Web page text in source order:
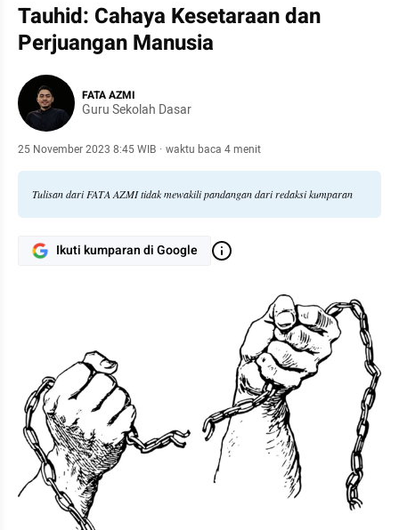
Tauhid: Cahaya Kesetaraan dan
Perjuangan Manusia
FATA AZMI
Guru Sekolah Dasar
25 November 2023 8:45 WIB · waktu baca 4 menit
Tulisan dari FATA AZMI tidak mewakili pandangan dari redaksi kumparan
Ikuti kumparan di Google